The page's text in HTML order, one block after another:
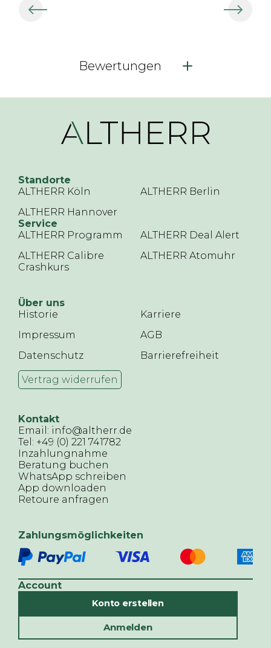
Bewertungen
Standorte
ALTHERR Köln
ALTHERR Berlin
ALTHERR Hannover
Service
ALTHERR Programm
ALTHERR Deal Alert
ALTHERR Calibre
Crashkurs
ALTHERR Atomuhr
Über uns
Historie
Karriere
Impressum
AGB
Datenschutz
Barrierefreiheit
Vertrag widerrufen
Kontakt
Email: info@altherr.de
Tel: +49 (0) 221 741782
Inzahlungnahme
Beratung buchen
WhatsApp schreiben
App downloaden
Retoure anfragen
Zahlungsmöglichkeiten
Account
Konto erstellen
Anmelden